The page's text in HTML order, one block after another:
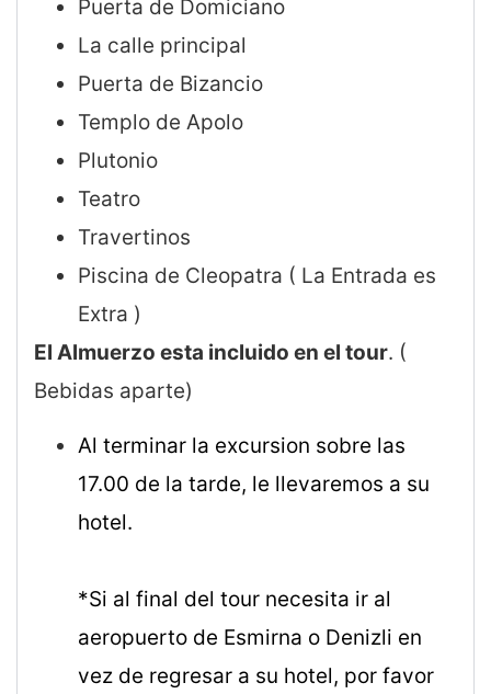
Puerta de Domiciano
La calle principal
Puerta de Bizancio
Templo de Apolo
Plutonio
Teatro
Travertinos
Piscina de Cleopatra ( La Entrada es
Extra )
El Almuerzo esta incluido en el tour. (
Bebidas aparte)
Al terminar la excursion sobre las
17.00 de la tarde, le llevaremos a su
hotel.
*Si al final del tour necesita ir al
aeropuerto de Esmirna o Denizli en
vez de regresar a su hotel, por favor